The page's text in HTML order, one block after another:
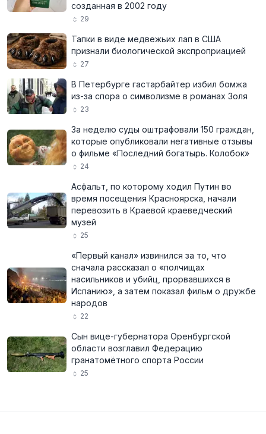
созданная в 2002 году
29
Тапки в виде медвежьих лап в США
признали биологической экспроприацией
27
В Петербурге гастарбайтер избил бомжа
из-за спора о символизме в романах Золя
23
За неделю суды оштрафовали 150 граждан,
которые опубликовали негативные отзывы
о фильме «Последний богатырь. Колобок»
24
Асфальт, по которому ходил Путин во
время посещения Красноярска, начали
перевозить в Краевой краеведческий
музей
25
«Первый канал» извинился за то, что
сначала рассказал о «полчищах
насильников и убийц, прорвавшихся в
Испанию», а затем показал фильм о дружбе
народов
22
Сын вице-губернатора Оренбургской
области возглавил Федерацию
гранатомётного спорта России
25